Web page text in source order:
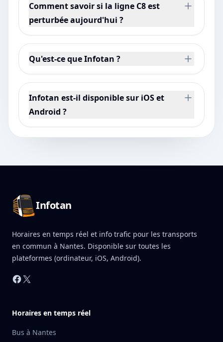
Comment savoir si la ligne C8 est
perturbée aujourd'hui ?
Qu'est-ce que Infotan ?
Infotan est-il disponible sur iOS et
Android ?
Infotan
Horaires en temps réel et info trafic pour les transports
en commun à Nantes. Disponible sur toutes les
plateformes (ordinateur, iOS, Android).
Facebook
X
Horaires en temps réel
Bus à Nantes